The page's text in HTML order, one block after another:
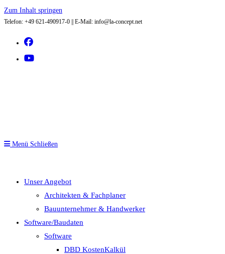
Zum Inhalt springen
Telefon: +49 621-490917-0 || E-Mail: info@la-concept.net
Menü Schließen
Unser Angebot
Architekten & Fachplaner
Bauunternehmer & Handwerker
Software/Baudaten
Software
DBD KostenKalkül